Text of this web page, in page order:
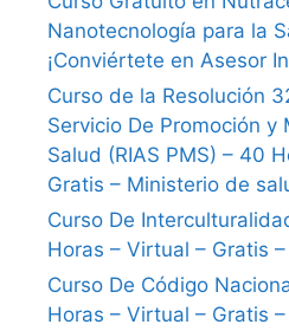
Nanotecnología para la
¡Conviértete en Asesor
Curso de la Resolución
Servicio De Promoción
Salud (RIAS PMS) – 40
Gratis – Ministerio de
Curso De
Horas – Virtual – Gratis
Curso De Código
Horas – Virtual – Gratis